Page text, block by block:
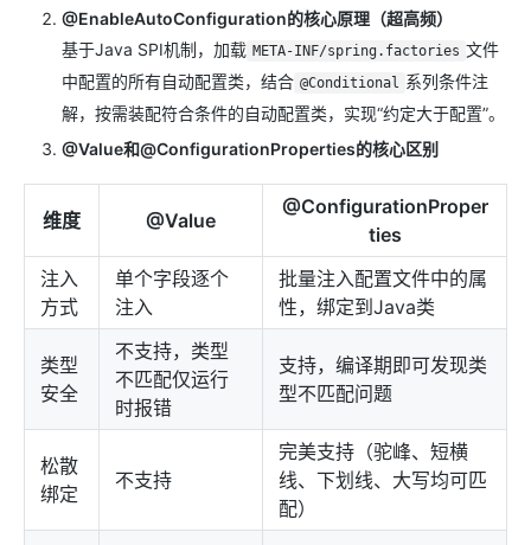
@EnableAutoConfiguration的核心原理（超高频）
基于Java SPI机制，加载 META-INF/spring.factories 文件
中配置的所有自动配置类，结合 @Conditional 系列条件注
解，按需装配符合条件的自动配置类，实现“约定大于配置”。
@Value和@ConfigurationProperties的核心区别
维度 @Value
@ConfigurationProper
ties
注入
方式
单个字段逐个
注入
批量注入配置文件中的属
性，绑定到Java类
类型
安全
不支持，类型
不匹配仅运行
时报错
支持，编译期即可发现类
型不匹配问题
松散
绑定
不支持
完美支持（驼峰、短横
线、下划线、大写均可匹
配）